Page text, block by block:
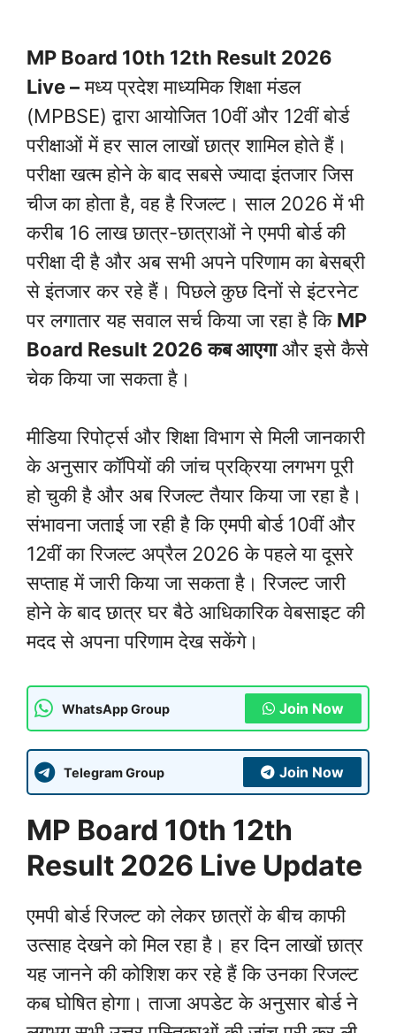
MP Board 10th 12th Result 2026
Live –मध्य प्रदेश माध्यमिक शिक्षा मंडल
(MPBSE) द्वारा आयोजित 10वीं और 12वीं बोर्ड
परीक्षाओं में हर साल लाखों छात्र शामिल होते हैं।
परीक्षा खत्म होने के बाद सबसे ज्यादा इंतजार जिस
चीज का होता है, वह है रिजल्ट। साल 2026 में भी
करीब 16 लाख छात्र-छात्राओं ने एमपी बोर्ड की
परीक्षा दी है और अब सभी अपने परिणाम का बेसब्री
से इंतजार कर रहे हैं। पिछले कुछ दिनों से इंटरनेट
पर लगातार यह सवाल सर्च किया जा रहा है कि MP
Board Result 2026 कब आएगाऔर इसे कैसे
चेक किया जा सकता है।
मीडिया रिपोर्ट्स और शिक्षा विभाग से मिली जानकारी
के अनुसार कॉपियों की जांच प्रक्रिया लगभग पूरी
हो चुकी है और अब रिजल्ट तैयार किया जा रहा है।
संभावना जताई जा रही है कि एमपी बोर्ड 10वीं और
12वीं का रिजल्ट अप्रैल 2026 के पहले या दूसरे
सप्ताह में जारी किया जा सकता है। रिजल्ट जारी
होने के बाद छात्र घर बैठे आधिकारिक वेबसाइट की
मदद से अपना परिणाम देख सकेंगे।
WhatsApp Group Join Now
Telegram Group Join Now
MP Board 10th 12th
Result 2026 Live Update
एमपी बोर्ड रिजल्ट को लेकर छात्रों के बीच काफी
उत्साह देखने को मिल रहा है। हर दिन लाखों छात्र
यह जानने की कोशिश कर रहे हैं कि उनका रिजल्ट
कब घोषित होगा। ताजा अपडेट के अनुसार बोर्ड ने